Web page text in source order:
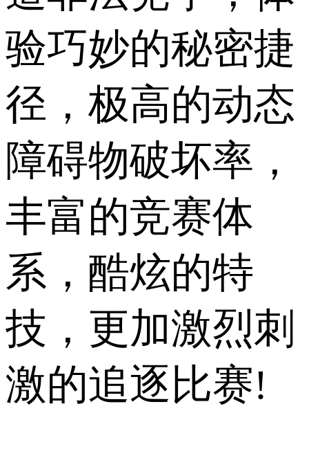
验巧妙的秘密捷
径，极高的动态
障碍物破坏率，
丰富的竞赛体
系，酷炫的特
技，更加激烈刺
激的追逐比赛!